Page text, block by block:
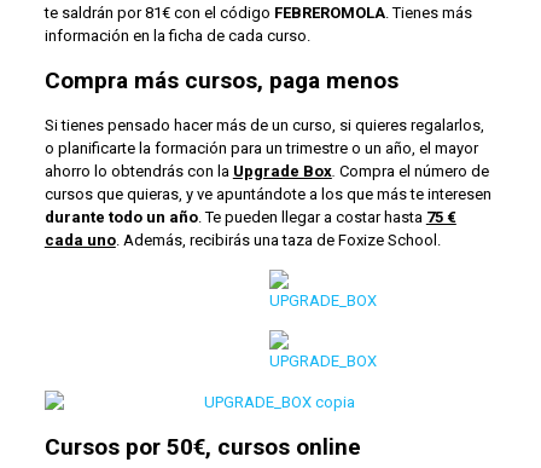
te saldrán por 81€ con el código FEBREROMOLA. Tienes más
información en la ficha de cada curso.
Compra más cursos, paga menos
Si tienes pensado hacer más de un curso, si quieres regalarlos,
o planificarte la formación para un trimestre o un año, el mayor
ahorro lo obtendrás con la Upgrade Box. Compra el número de
cursos que quieras, y ve apuntándote a los que más te interesen
durante todo un año. Te pueden llegar a costar hasta 75 €
cada uno. Además, recibirás una taza de Foxize School.
Cursos por 50€, cursos online